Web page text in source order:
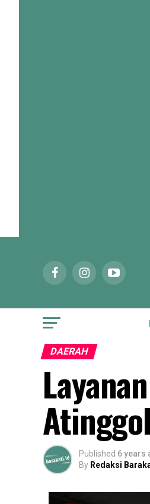
DAERAH
Published 6 years
By Redaksi